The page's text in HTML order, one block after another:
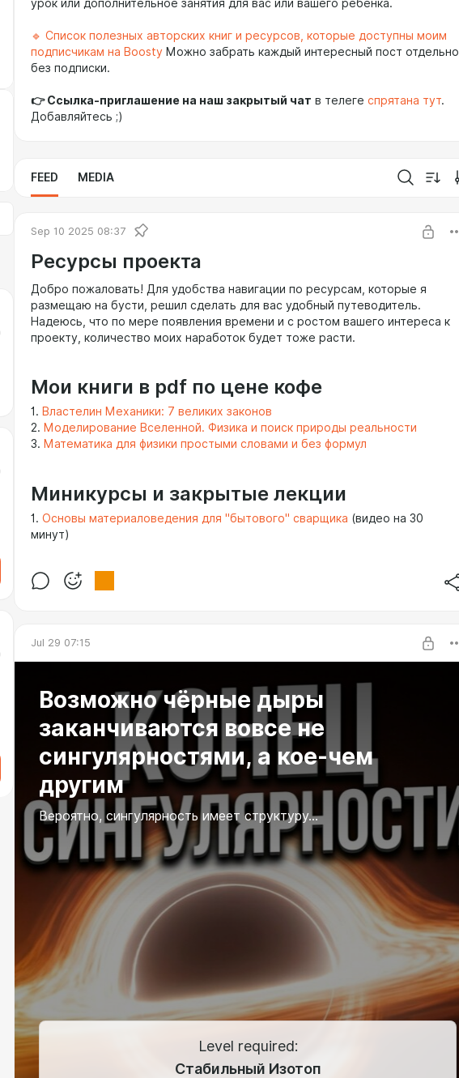
урок или дополнительное занятия для вас или вашего ребёнка.
🔹 Список полезных авторских книг и ресурсов, которые доступны моим
подписчикам на Boosty Можно забрать каждый интересный пост отдельно
без подписки.
👉 Ссылка-приглашение на наш закрытый чат в телеге спрятана тут.
Добавляйтесь ;)
FEED MEDIA
Sep 10 2025 08:37
Ресурсы проекта
Добро пожаловать! Для удобства навигации по ресурсам, которые я
размещаю на бусти, решил сделать для вас удобный путеводитель.
Надеюсь, что по мере появления времени и с ростом вашего интереса к
проекту, количество моих наработок будет тоже расти.
Мои книги в pdf по цене кофе
1. Властелин Механики: 7 великих законов
2. Моделирование Вселенной. Физика и поиск природы реальности
3. Математика для физики простыми словами и без формул
Миникурсы и закрытые лекции
1. Основы материаловедения для "бытового" сварщика (видео на 30
минут)
Jul 29 07:15
Возможно чёрные дыры
заканчиваются вовсе не
сингулярностями, а кое-чем
другим
Вероятно, сингулярность имеет структуру...
Level required:
Стабильный Изотоп